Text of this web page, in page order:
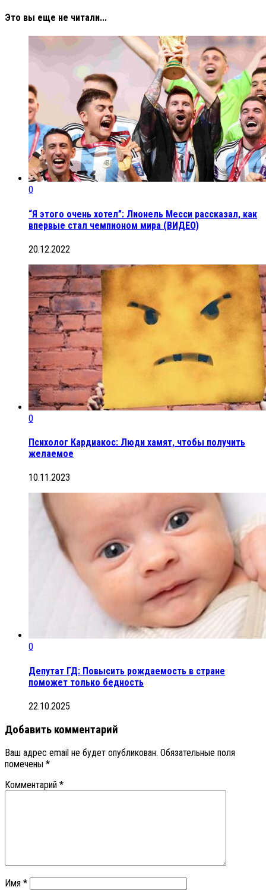
Это вы еще не читали...
0
“Я этого очень хотел”: Лионель Месси рассказал, как
впервые стал чемпионом мира (ВИДЕО)
20.12.2022
0
Психолог Кардиакос: Люди хамят, чтобы получить
желаемое
10.11.2023
0
Депутат ГД: Повысить рождаемость в стране
поможет только бедность
22.10.2025
Добавить комментарий
Ваш адрес email не будет опубликован. Обязательные поля
помечены *
Комментарий *
Имя *